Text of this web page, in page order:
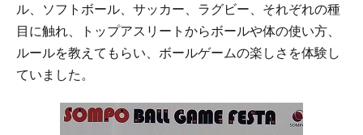
ル、ソフトボール、サッカー、ラグビー、それぞれの種
目に触れ、トップアスリートからボールや体の使い方、
ルールを教えてもらい、ボールゲームの楽しさを体験し
ていました。